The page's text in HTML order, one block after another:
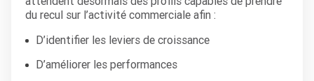
du recul sur l’activité commerciale afin :
D’identifier les leviers de croissance
D’améliorer les performances